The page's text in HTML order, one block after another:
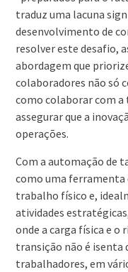
traduz uma lacuna
desenvolvimento de
resolver este desafio,
abordagem que
colaboradores não só
como colaborar com a
assegurar que a
operações.
Com a automação de
como uma ferramenta
trabalho físico e,
atividades
onde a carga física e
transição não é isenta
trabalhadores, em